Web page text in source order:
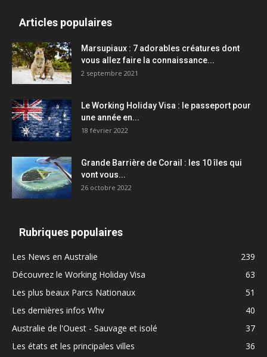
Articles populaires
Marsupiaux : 7 adorables créatures dont
vous allez faire la connaissance...
2 septembre 2021
Le Working Holiday Visa : le passeport pour
une année en...
18 février 2022
Grande Barrière de Corail : les 10 îles qui
vont vous...
26 octobre 2022
Rubriques populaires
Les News en Australie
239
Découvrez le Working Holiday Visa
63
Les plus beaux Parcs Nationaux
51
Les dernières infos Whv
40
Australie de l'Ouest - Sauvage et isolé
37
Les états et les principales villes
36